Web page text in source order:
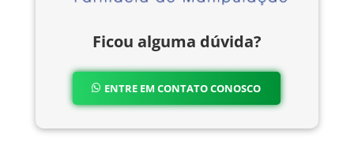
Ficou alguma dúvida?
ENTRE EM CONTATO CONOSCO